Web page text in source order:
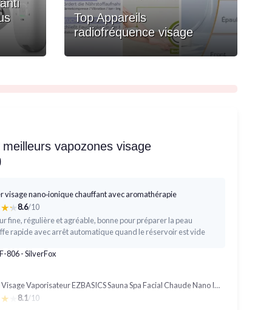
Top Appareils
radiofréquence visage
vapozones visage
visage nano‑ionique chauffant avec aromathérapie
8.6/10
fine, régulière et agréable, bonne pour préparer la peau
rapide avec arrêt automatique quand le réservoir est vide
806 - SilverFox
Vapeur Visage Vaporisateur EZBASICS Sauna Spa Facial Chaude Nano Ionique Visage Steamer Humidificateur Appareil Outils Nettoyage Pores 1 Pack + 5 Stainless Steel Skin Kit Rose
8.1/10